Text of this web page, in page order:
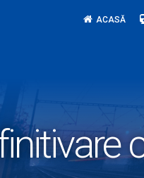
ACASĂ